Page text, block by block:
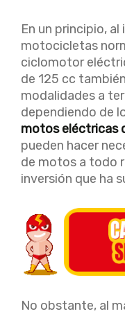
En un principio,
motocicletas
ciclomotor
de 125 cc
modalidades a
dependiendo de
motos eléctricas
pueden hacer
de motos a todo
inversión que ha
No obstante, al